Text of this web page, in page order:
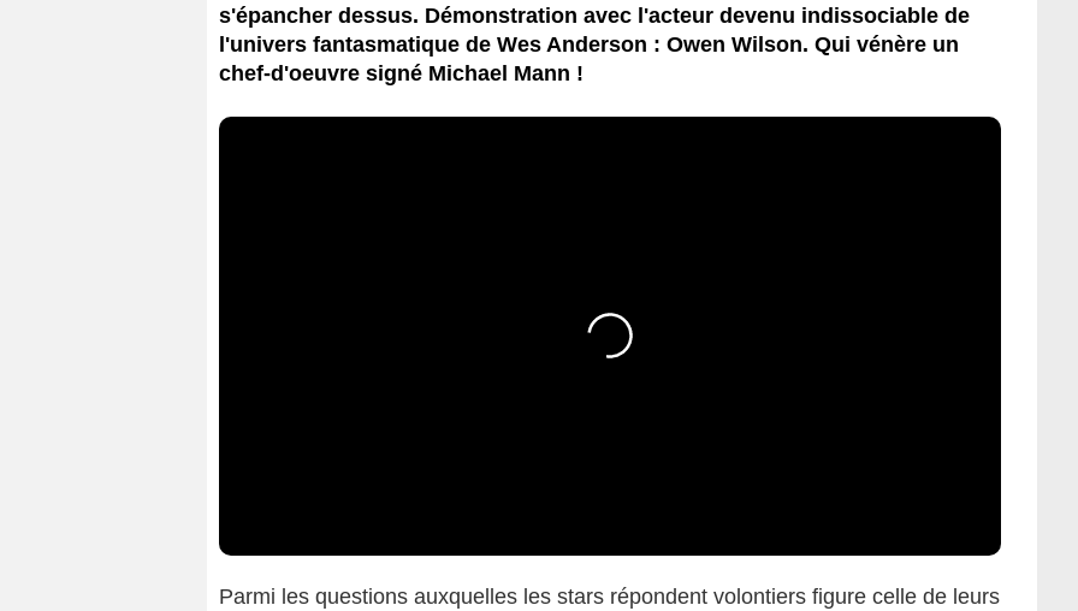
s'épancher dessus. Démonstration avec l'acteur devenu indissociable de
l'univers fantasmatique de Wes Anderson : Owen Wilson. Qui vénère un
chef-d'oeuvre signé Michael Mann !
Parmi les questions auxquelles les stars répondent volontiers figure celle de leurs